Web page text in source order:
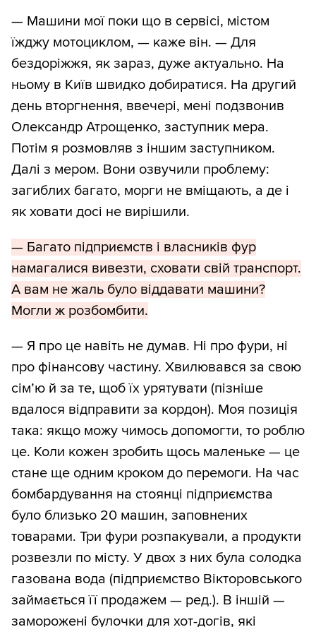
— Машини мої поки що в сервісі, містом
їжджу мотоциклом, — каже він. — Для
бездоріжжя, як зараз, дуже актуально. На
ньому в Київ швидко добиратися. На другий
день вторгнення, ввечері, мені подзвонив
Олександр Атрощенко, заступник мера.
Потім я розмовляв з іншим заступником.
Далі з мером. Вони озвучили проблему:
загиблих багато, морги не вміщають, а де і
як ховати досі не вирішили.
— Багато підприємств і власників фур
намагалися вивезти, сховати свій транспорт.
А вам не жаль було віддавати машини?
Могли ж розбомбити.
— Я про це навіть не думав. Ні про фури, ні
про фінансову частину. Хвилювався за свою
сім’ю й за те, щоб їх урятувати (пізніше
вдалося відправити за кордон). Моя позиція
така: якщо можу чимось допомогти, то роблю
це. Коли кожен зробить щось маленьке — це
стане ще одним кроком до перемоги. На час
бомбардування на стоянці підприємства
було близько 20 машин, заповнених
товарами. Три фури розпакували, а продукти
розвезли по місту. У двох з них була солодка
газована вода (підприємство Вікторовського
займається її продажем — ред.). В іншій —
заморожені булочки для хот-догів, які